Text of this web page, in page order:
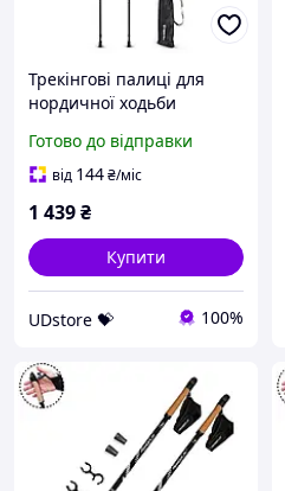
Трекінгові палиці для
нордичної ходьби
UDstore -store-with-good-
prices-
Готово до відправки
від 144₴/міс
1 439₴
Купити
UDstore 💝 100%